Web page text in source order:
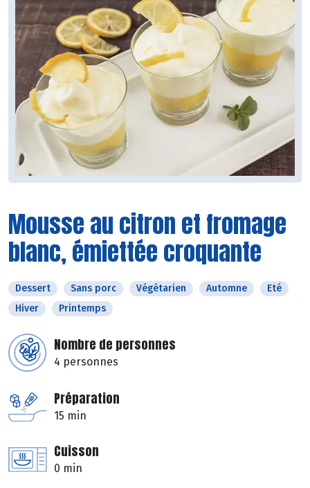
Mousse au citron et fromage
blanc, émiettée croquante
Dessert Sans porc Végétarien Automne
Eté
Hiver
Printemps
Nombre de personnes
4 personnes
Préparation
15 min
Cuisson
0 min